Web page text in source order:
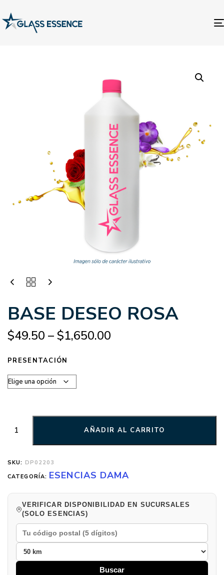
BASE DESEO ROSA
$49.50 –$1,650.00
PRESENTACIÓN
AÑADIR AL CARRITO
SKU: DP02203
CATEGORÍA: ESENCIAS DAMA
VERIFICAR DISPONIBILIDAD EN SUCURSALES
(SOLO ESENCIAS)
Buscar